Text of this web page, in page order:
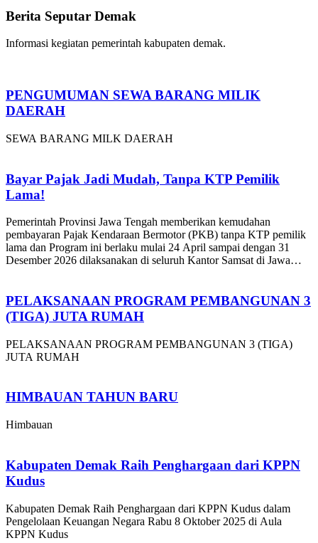
Berita Seputar Demak
Informasi kegiatan pemerintah kabupaten demak.
PENGUMUMAN SEWA BARANG MILIK
DAERAH
SEWA BARANG MILK DAERAH
Bayar Pajak Jadi Mudah, Tanpa KTP Pemilik
Lama!
Pemerintah Provinsi Jawa Tengah memberikan kemudahan
pembayaran Pajak Kendaraan Bermotor (PKB) tanpa KTP pemilik
lama dan Program ini berlaku mulai 24 April sampai dengan 31
Desember 2026 dilaksanakan di seluruh Kantor Samsat di Jawa
PELAKSANAAN PROGRAM PEMBANGUNAN 3
(TIGA) JUTA RUMAH
PELAKSANAAN PROGRAM PEMBANGUNAN 3 (TIGA)
JUTA RUMAH
HIMBAUAN TAHUN BARU
Himbauan
Kabupaten Demak Raih Penghargaan dari KPPN
Kudus
Kabupaten Demak Raih Penghargaan dari KPPN Kudus dalam
Pengelolaan Keuangan Negara Rabu 8 Oktober 2025 di Aula
KPPN Kudus